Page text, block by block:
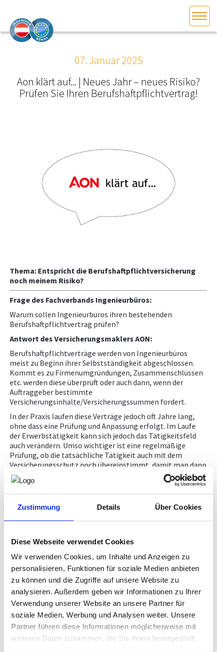
Zustimmung Details Über Cookies
Diese Webseite verwendet Cookies
Wir verwenden Cookies, um Inhalte und Anzeigen zu
personalisieren, Funktionen für soziale Medien anbieten
zu können und die Zugriffe auf unsere Website zu
analysieren. Außerdem geben wir Informationen zu Ihrer
Verwendung unserer Website an unsere Partner für
soziale Medien, Werbung und Analysen weiter. Unsere
Partner führen diese Informationen möglicherweise mit
weiteren Daten zusammen, die Sie ihnen bereitgestellt
DAS INGENIEURBÜRO
MITGLIEDER­VERZEICHNIS
SERVICE
WETTBEWERBE
KAMPAGNE
07. Januar 2025
Aon klärt auf... | Neues Jahr – neues Risiko?
Prüfen Sie Ihren Berufshaftpflichtvertrag!
Thema: Entspricht die Berufshaftpflichtversicherung
noch meinem Risiko?
Frage des Fachverbands Ingenieurbüros:
Warum sollen Ingenieurbüros ihren bestehenden
Berufshaftpflichtvertrag prüfen?
Antwort des Versicherungsmaklers AON:
Berufshaftpflichtverträge werden von Ingenieurbüros
meist zu Beginn ihrer Selbstständigkeit abgeschlossen.
Kommt es zu Firmenumgründungen, Zusammenschlüssen
etc. werden diese überprüft oder auch dann, wenn der
Auftraggeber bestimmte
Versicherungsinhalte/Versicherungssummen fordert.
In der Praxis laufen diese Verträge jedoch oft Jahre lang,
ohne dass eine Prüfung und Anpassung erfolgt. Im Laufe
der Erwerbstätigkeit kann sich jedoch das Tätigkeitsfeld
auch verändern. Umso wichtiger ist eine regelmäßige
Prüfung, ob die tatsächliche Tätigkeit auch mit dem
Versicherungsschutz noch übereinstimmt, damit man dann
im Schadenfall kein böses Erwachen hat. Der Jahresbeginn
ist dazu ein guter Anlass.
Frage des Fachverbands Ingenieurbüros:
Worauf sollte das Ingenieurbüro hier besonders achten
Antwort des Versicherungsmaklers AON:
Über folgende Fragen sollte man sich regelmäßig
Gedanken machen:
Hat sich meine Tätigkeit/mein Aufgabenbereich seit
Abschluss meiner Versicherung geändert? Wenn ja,
inwiefern?
Hierzu empfehlen wir den Versicherungsvertrag samt
Bedingungen zu prüfen, ob eventuell Tätigkeiten
durchgeführt werden, für welche es keinen